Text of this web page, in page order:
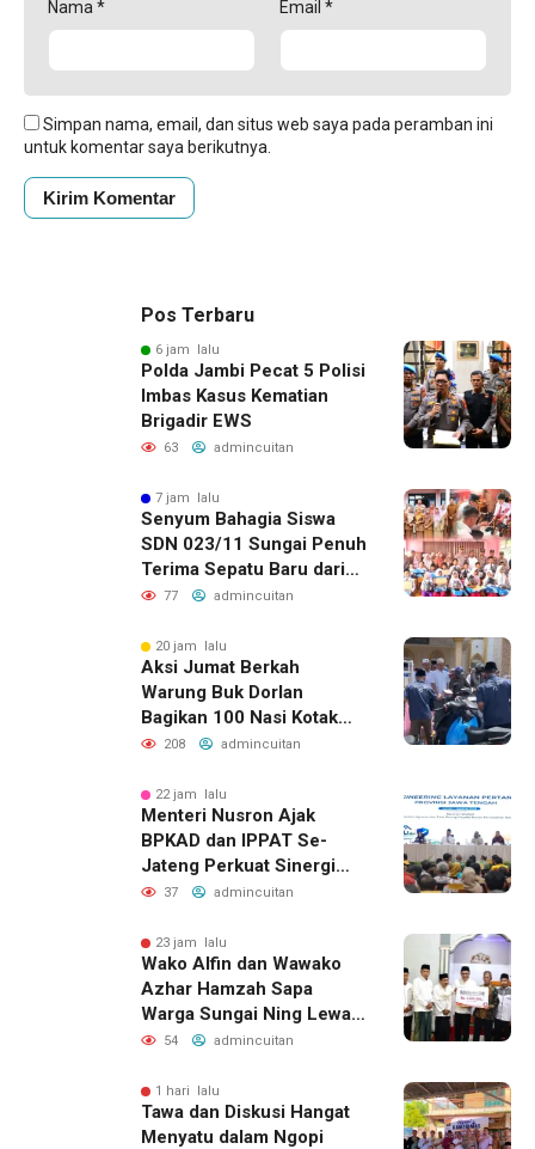
Nama * Email *
Simpan nama, email, dan situs web saya pada peramban ini
untuk komentar saya berikutnya.
Pos Terbaru
6 jam lalu
Polda Jambi Pecat 5 Polisi
Imbas Kasus Kematian
Brigadir EWS
63 admincuitan
7 jam lalu
Senyum Bahagia Siswa
SDN 023/11 Sungai Penuh
Terima Sepatu Baru dari
Kapolres Kerinci
77 admincuitan
20 jam lalu
Aksi Jumat Berkah
Warung Buk Dorlan
Bagikan 100 Nasi Kotak
dan Jus Gratis
208 admincuitan
22 jam lalu
Menteri Nusron Ajak
BPKAD dan IPPAT Se-
Jateng Perkuat Sinergi
Wujudkan Transformasi
37 admincuitan
23 jam lalu
Wako Alfin dan Wawako
Azhar Hamzah Sapa
Warga Sungai Ning Lewat
Safari Jumat
54 admincuitan
1 hari lalu
Tawa dan Diskusi Hangat
Menyatu dalam Ngopi